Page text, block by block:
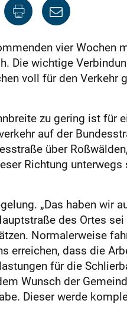
vier Wochen
Die wichtige
voll für den Verkehr
zu gering ist für
auf der
über
Richtung
„Das haben wir
des Ortes
Norma­lerweise
erreichen, dass die
für die
Wunsch der
Dieser werde